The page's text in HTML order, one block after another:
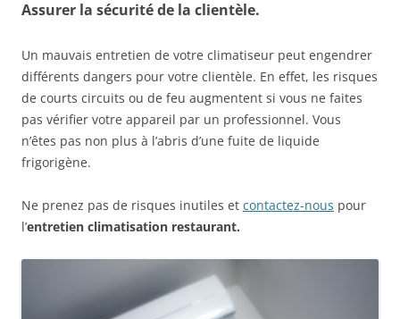
Assurer la sécurité de la clientèle.
Un mauvais entretien de votre climatiseur peut engendrer
différents dangers pour votre clientèle. En effet, les risques
de courts circuits ou de feu augmentent si vous ne faites
pas vérifier votre appareil par un professionnel. Vous
n’êtes pas non plus à l’abris d’une fuite de liquide
frigorigène.
Ne prenez pas de risques inutiles et contactez-nous pour
l’entretien climatisation restaurant.